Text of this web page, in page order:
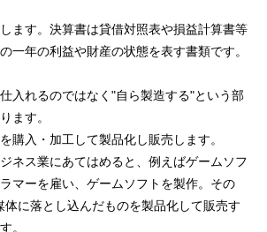
ます。決算書は貸借対照表や損益計算書等
一年の利益や財産の状態を表す書類です。
入れるのではなく"自ら製造する"という部
ます。
購入・加工して製品化し販売します。
ネス業にあてはめると、例えばゲームソフ
マーを雇い、ゲームソフトを製作。その
体に落とし込んだものを製品化して販売す
。